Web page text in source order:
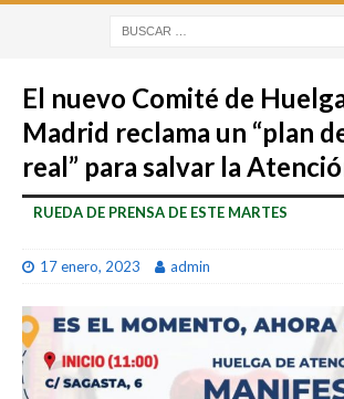
El nuevo Comité de
Madrid reclama un “plan
real” para salvar la
RUEDA DE PRENSA DE ESTE MARTES
17 enero, 2023 admin